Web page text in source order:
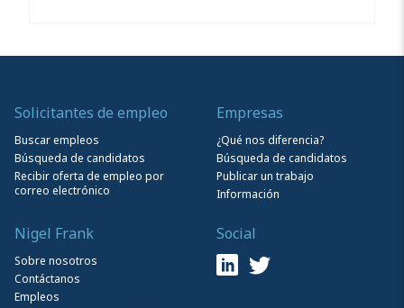
Solicitantes de empleo
Buscar empleos
Búsqueda de candidatos
Recibir oferta de empleo por
correo electrónico
Empresas
¿Qué nos diferencia?
Búsqueda de candidatos
Publicar un trabajo
Información
Nigel Frank
Sobre nosotros
Contáctanos
Empleos
Social